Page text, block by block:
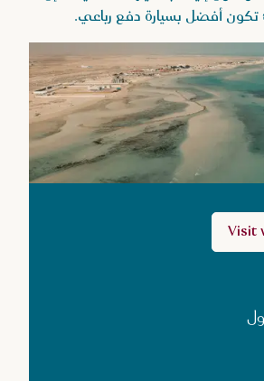
تكون أفضل بسيارة دفع رباعي.
Visit